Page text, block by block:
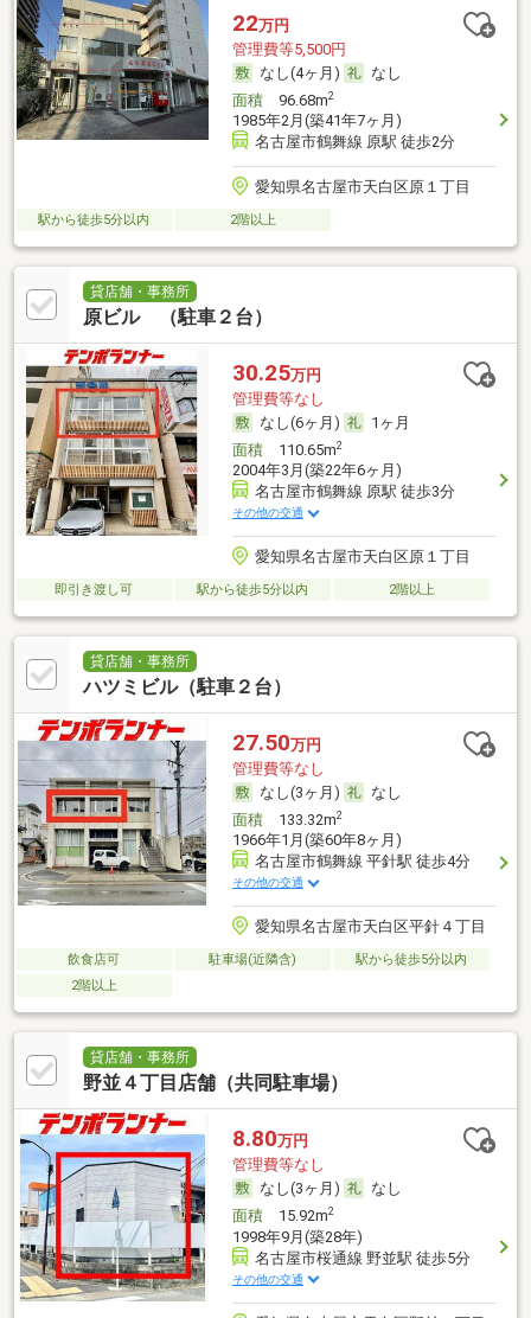
22万円
管理費等5,500円
なし(4ヶ月)
なし
面積96.68m2
1985年2月(築41年7ヶ月)
名古屋市鶴舞線 原駅 徒歩2分
愛知県名古屋市天白区原１丁目
駅から徒歩5分以内 2階以上
貸店舗・事務所
原ビル （駐車２台）
30.25万円
管理費等なし
なし(6ヶ月)
1ヶ月
面積110.65m2
2004年3月(築22年6ヶ月)
名古屋市鶴舞線 原駅 徒歩3分
その他の交通
愛知県名古屋市天白区原１丁目
即引き渡し可 駅から徒歩5分以内 2階以上
貸店舗・事務所
ハツミビル（駐車２台）
27.50万円
管理費等なし
なし(3ヶ月)
なし
面積133.32m2
1966年1月(築60年8ヶ月)
名古屋市鶴舞線 平針駅 徒歩4分
その他の交通
愛知県名古屋市天白区平針４丁目
飲食店可 駐車場(近隣含)
駅から徒歩5分以内
2階以上
貸店舗・事務所
野並４丁目店舗（共同駐車場）
8.80万円
管理費等なし
なし(3ヶ月)
なし
面積15.92m2
1998年9月(築28年)
名古屋市桜通線 野並駅 徒歩5分
その他の交通